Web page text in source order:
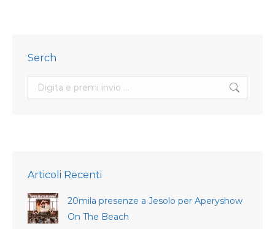
Serch
Search:
Articoli Recenti
20mila presenze a Jesolo per Aperyshow
On The Beach